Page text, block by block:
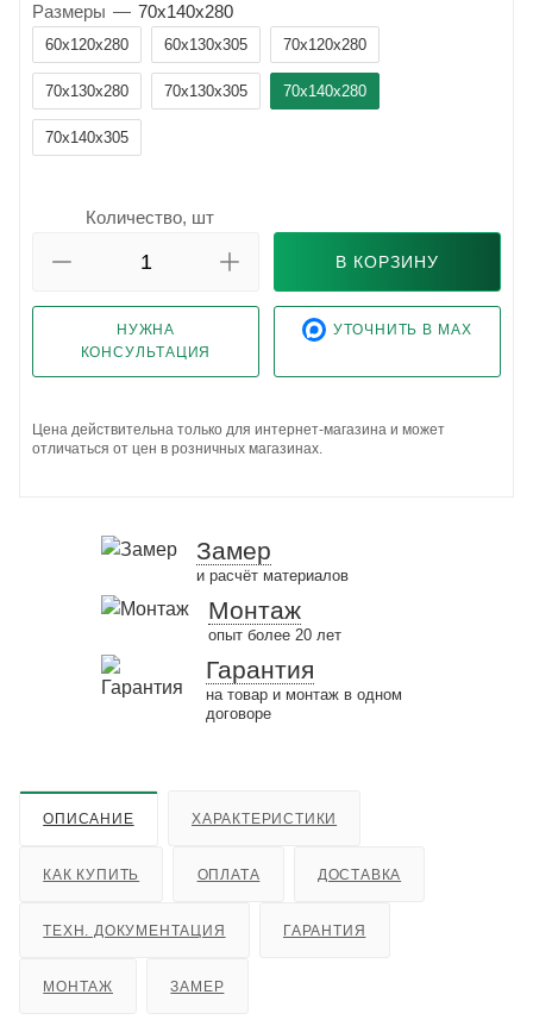
Размеры — 70x140x280
60x120x280 60x130x305 70x120x280
70x130x280 70x130x305 70x140x280
70x140x305
Количество, шт
В КОРЗИНУ
НУЖНА
КОНСУЛЬТАЦИЯ
УТОЧНИТЬ В MAX
Цена действительна только для интернет-магазина и может
отличаться от цен в розничных магазинах.
Замер
и расчёт материалов
Монтаж
опыт более 20 лет
Гарантия
на товар и монтаж в одном
договоре
ОПИСАНИЕ ХАРАКТЕРИСТИКИ
КАК КУПИТЬ ОПЛАТА ДОСТАВКА
ТЕХН. ДОКУМЕНТАЦИЯ ГАРАНТИЯ
МОНТАЖ ЗАМЕР